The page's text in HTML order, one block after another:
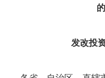
发改投